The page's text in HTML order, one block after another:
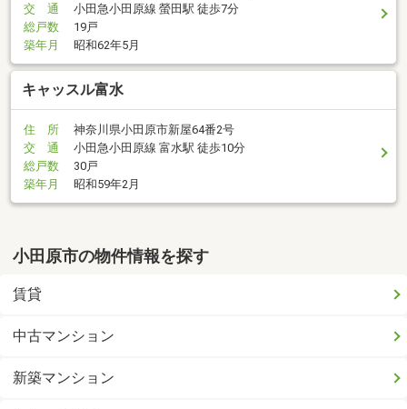
交 通
小田急小田原線 螢田駅 徒歩7分
総戸数
19戸
築年月
昭和62年5月
キャッスル富水
住 所
神奈川県小田原市新屋64番2号
交 通
小田急小田原線 富水駅 徒歩10分
総戸数
30戸
築年月
昭和59年2月
小田原市の物件情報を探す
賃貸
中古マンション
新築マンション